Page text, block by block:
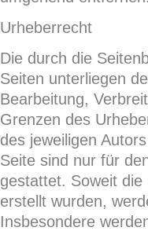
Urheberrecht
Die durch die
Seiten unterliegen
Bearbeitung,
Grenzen des
des jeweiligen
Seite sind nur für
gestattet. Soweit
erstellt wurden,
Insbesondere